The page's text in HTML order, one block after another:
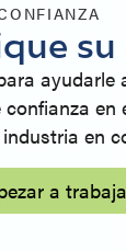
ayudarle
en
en
a